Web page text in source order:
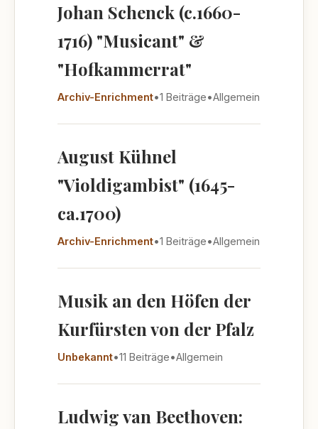
Johan Schenck (c.1660-
1716) "Musicant" &
"Hofkammerrat"
Archiv-Enrichment•1 Beiträge•Allgemein
August Kühnel
"Violdigambist" (1645-
ca.1700)
Archiv-Enrichment•1 Beiträge•Allgemein
Musik an den Höfen der
Kurfürsten von der Pfalz
Unbekannt•11 Beiträge•Allgemein
Ludwig van Beethoven: